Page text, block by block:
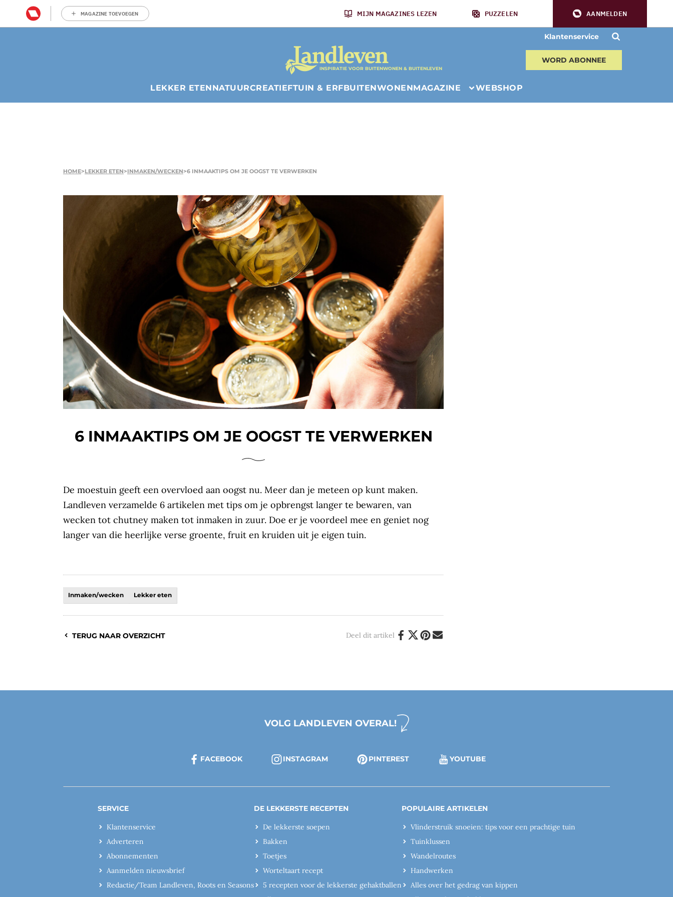
MAGAZINE TOEVOEGEN MIJN MAGAZINES LEZEN PUZZELEN AANMELDEN
Klantenservice
INSPIRATIE VOOR BUITENWONEN & BUITENLEVEN
WORD ABONNEE
LEKKER ETENNATUURCREATIEFTUIN & ERFBUITENWONENMAGAZINE WEBSHOP
HOME>LEKKER ETEN>INMAKEN/WECKEN>6 INMAAKTIPS OM JE OOGST TE VERWERKEN
6 INMAAKTIPS OM JE OOGST TE VERWERKEN
De moestuin geeft een overvloed aan oogst nu. Meer dan je meteen op kunt maken.
Landleven verzamelde 6 artikelen met tips om je opbrengst langer te bewaren, van
wecken tot chutney maken tot inmaken in zuur. Doe er je voordeel mee en geniet nog
langer van die heerlijke verse groente, fruit en kruiden uit je eigen tuin.
Inmaken/wecken Lekker eten
TERUG NAAR OVERZICHT Deel dit artikel
VOLG LANDLEVEN OVERAL!
FACEBOOK INSTAGRAM PINTEREST YOUTUBE
SERVICE
Klantenservice
Adverteren
Abonnementen
Aanmelden nieuwsbrief
Redactie/Team Landleven, Roots en Seasons
DE LEKKERSTE RECEPTEN
De lekkerste soepen
Bakken
Toetjes
Worteltaart recept
5 recepten voor de lekkerste gehaktballen
POPULAIRE ARTIKELEN
Vlinderstruik snoeien: tips voor een prachtige tuin
Tuinklussen
Wandelroutes
Handwerken
Alles over het gedrag van kippen